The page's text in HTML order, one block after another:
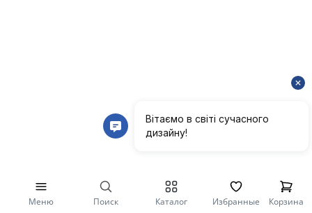
Меню Поиск Каталог Избранные Корзина